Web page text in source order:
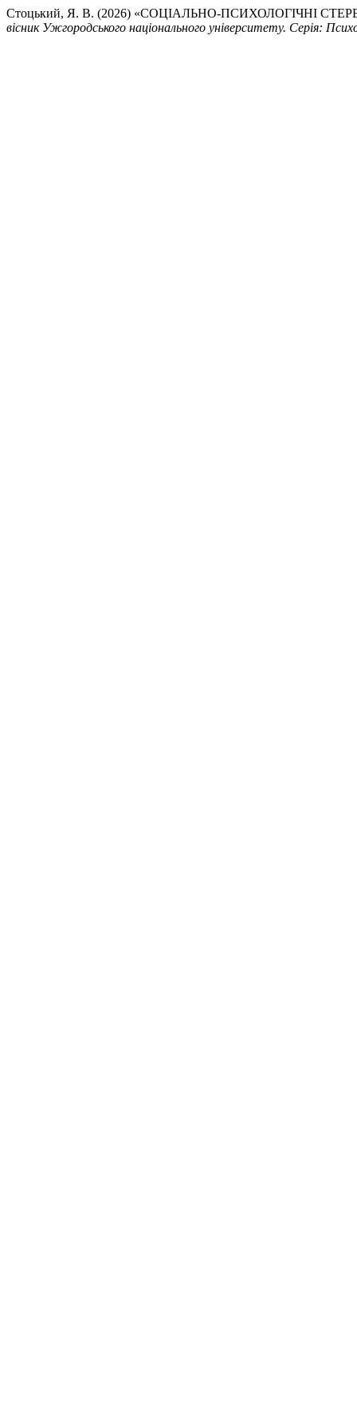
Стоцький, Я. В. (2026) «СОЦІАЛЬНО-ПСИХОЛОГІЧНІ
вісник Ужгородського національного університету. Серія: